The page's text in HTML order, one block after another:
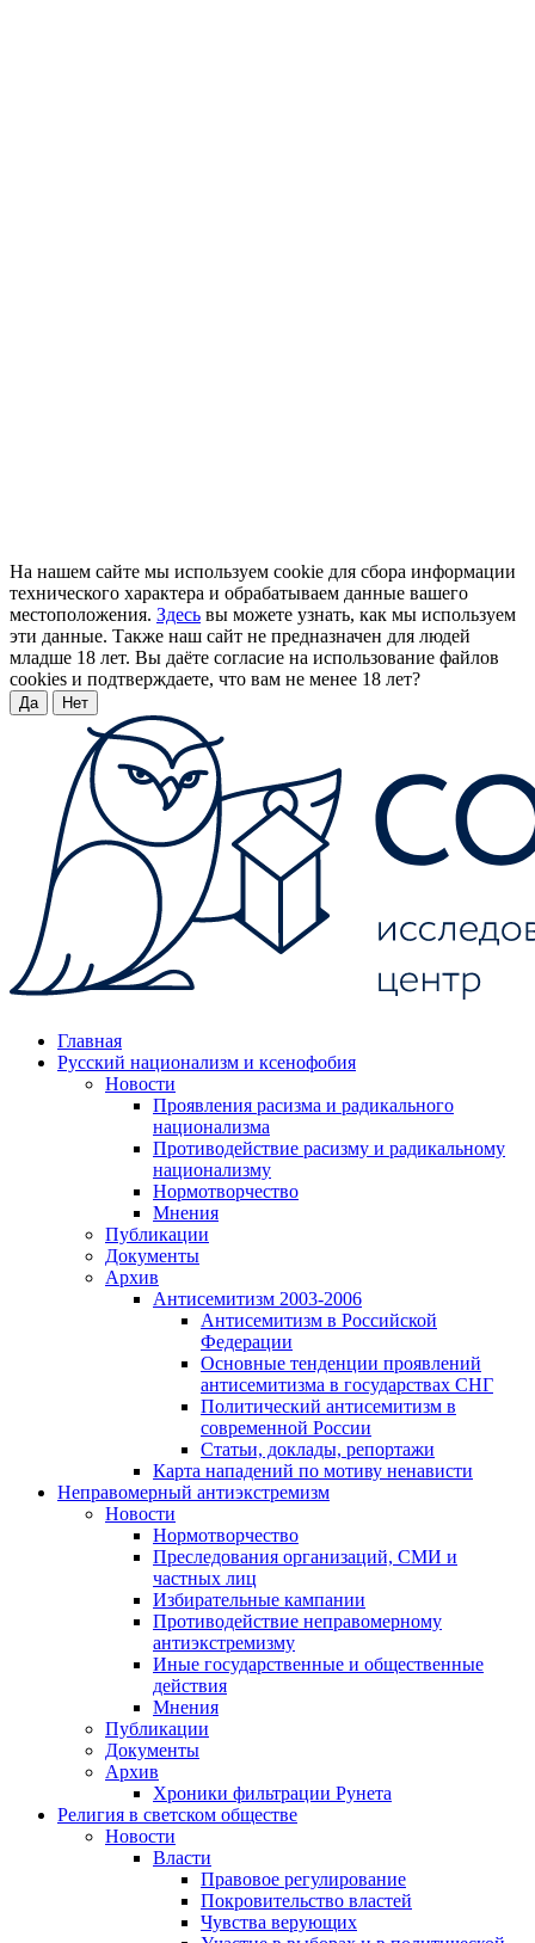
На нашем сайте мы используем cookie для сбора информации
технического характера и обрабатываем данные вашего
местоположения. Здесь вы можете узнать, как мы используем
эти данные. Также наш сайт не предназначен для людей
младше 18 лет. Вы даёте согласие на использование файлов
cookies и подтверждаете, что вам не менее 18 лет?
Да Нет
Главная
Русский национализм и ксенофобия
Новости
Проявления расизма и радикального
национализма
Противодействие расизму и радикальному
национализму
Нормотворчество
Мнения
Публикации
Документы
Архив
Антисемитизм 2003-2006
Антисемитизм в Российской
Федерации
Основные тенденции проявлений
антисемитизма в государствах СНГ
Политический антисемитизм в
современной России
Статьи, доклады, репортажи
Карта нападений по мотиву ненависти
Неправомерный антиэкстремизм
Новости
Нормотворчество
Преследования организаций, СМИ и
частных лиц
Избирательные кампании
Противодействие неправомерному
антиэкстремизму
Иные государственные и общественные
действия
Мнения
Публикации
Документы
Архив
Хроники фильтрации Рунета
Религия в светском обществе
Новости
Власти
Правовое регулирование
Покровительство властей
Чувства верующих